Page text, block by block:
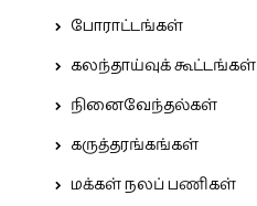
போராட்டங்கள்
கலந்தாய்வுக் கூட்டங்கள்
நினைவேந்தல்கள்
கருத்தரங்கங்கள்
மக்கள் நலப் பணிகள்